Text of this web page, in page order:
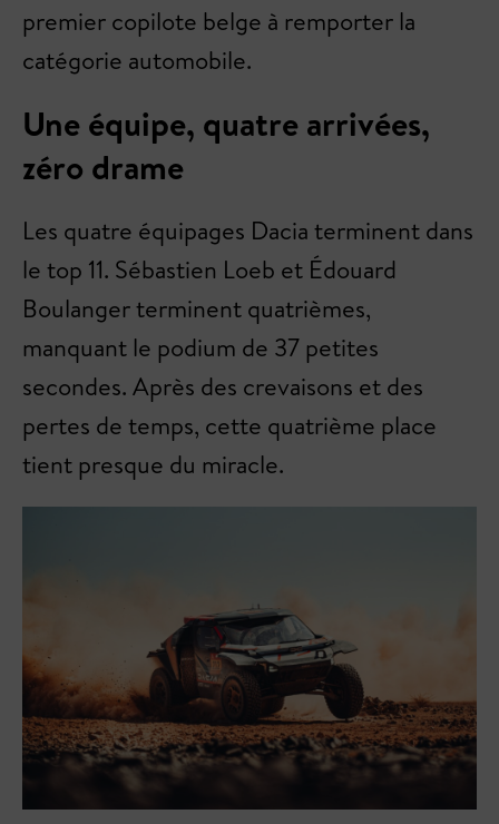
premier copilote belge à remporter la
catégorie automobile.
Une équipe, quatre arrivées,
zéro drame
Les quatre équipages Dacia terminent dans
le top 11. Sébastien Loeb et Édouard
Boulanger terminent quatrièmes,
manquant le podium de 37 petites
secondes. Après des crevaisons et des
pertes de temps, cette quatrième place
tient presque du miracle.